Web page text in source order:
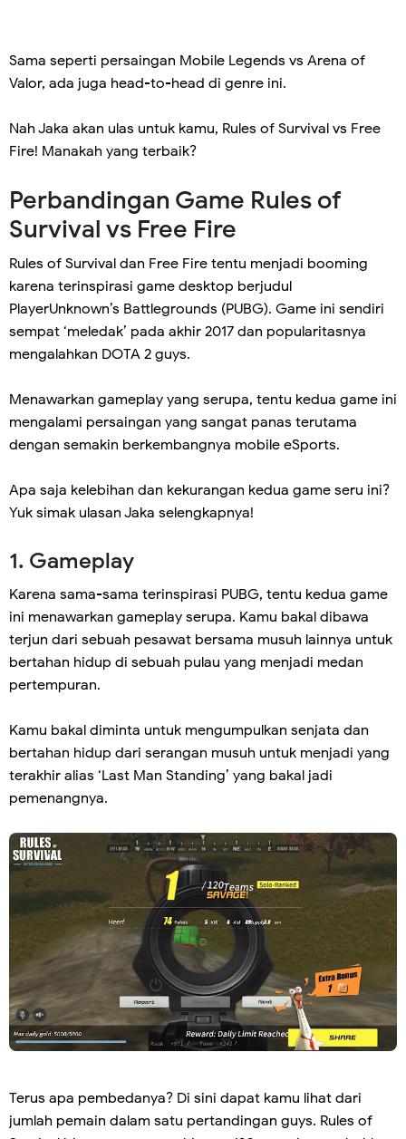
Sama seperti persaingan Mobile Legends vs Arena of
Valor, ada juga head-to-head di genre ini.
Nah Jaka akan ulas untuk kamu, Rules of Survival vs Free
Fire! Manakah yang terbaik?
Perbandingan Game Rules of
Survival vs Free Fire
Rules of Survival dan Free Fire tentu menjadi booming
karena terinspirasi game desktop berjudul
PlayerUnknown’s Battlegrounds (PUBG). Game ini sendiri
sempat ‘meledak’ pada akhir 2017 dan popularitasnya
mengalahkan DOTA 2 guys.
Menawarkan gameplay yang serupa, tentu kedua game ini
mengalami persaingan yang sangat panas terutama
dengan semakin berkembangnya mobile eSports.
Apa saja kelebihan dan kekurangan kedua game seru ini?
Yuk simak ulasan Jaka selengkapnya!
1. Gameplay
Karena sama-sama terinspirasi PUBG, tentu kedua game
ini menawarkan gameplay serupa. Kamu bakal dibawa
terjun dari sebuah pesawat bersama musuh lainnya untuk
bertahan hidup di sebuah pulau yang menjadi medan
pertempuran.
Kamu bakal diminta untuk mengumpulkan senjata dan
bertahan hidup dari serangan musuh untuk menjadi yang
terakhir alias ‘Last Man Standing’ yang bakal jadi
pemenangnya.
Terus apa pembedanya? Di sini dapat kamu lihat dari
jumlah pemain dalam satu pertandingan guys. Rules of